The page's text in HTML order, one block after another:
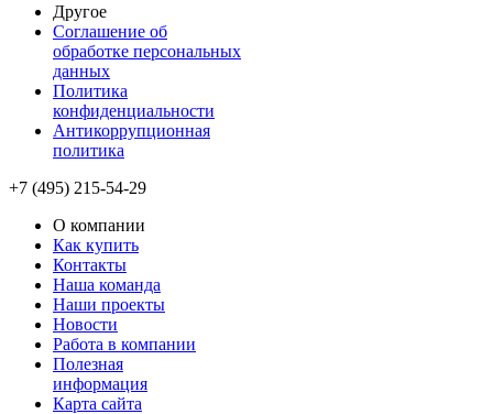
Другое
Соглашение об
обработке персональных
данных
Политика
конфиденциальности
Антикоррупционная
политика
+7 (495) 215-54-29
О компании
Как купить
Контакты
Наша команда
Наши проекты
Новости
Работа в компании
Полезная
информация
Карта сайта